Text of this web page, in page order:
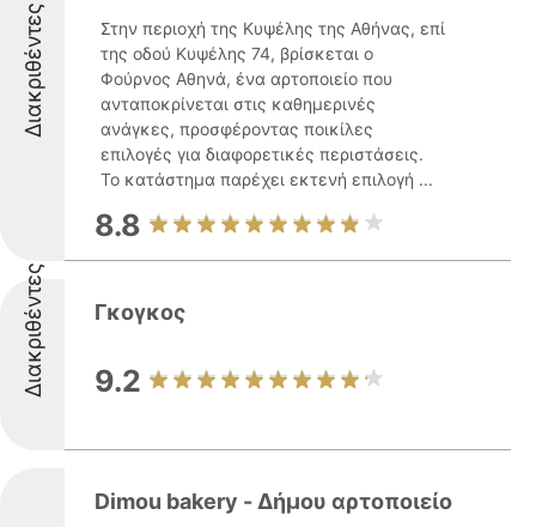
Διακριθέντες
Στην περιοχή της Κυψέλης της Αθήνας, επί
της οδού Κυψέλης 74, βρίσκεται ο
Φούρνος Αθηνά, ένα αρτοποιείο που
ανταποκρίνεται στις καθημερινές
ανάγκες, προσφέροντας ποικίλες
επιλογές για διαφορετικές περιστάσεις.
Το κατάστημα παρέχει εκτενή επιλογή ...
8.8
Διακριθέντες Γκογκος
9.2
Dimou bakery - Δήμου αρτοποιείο